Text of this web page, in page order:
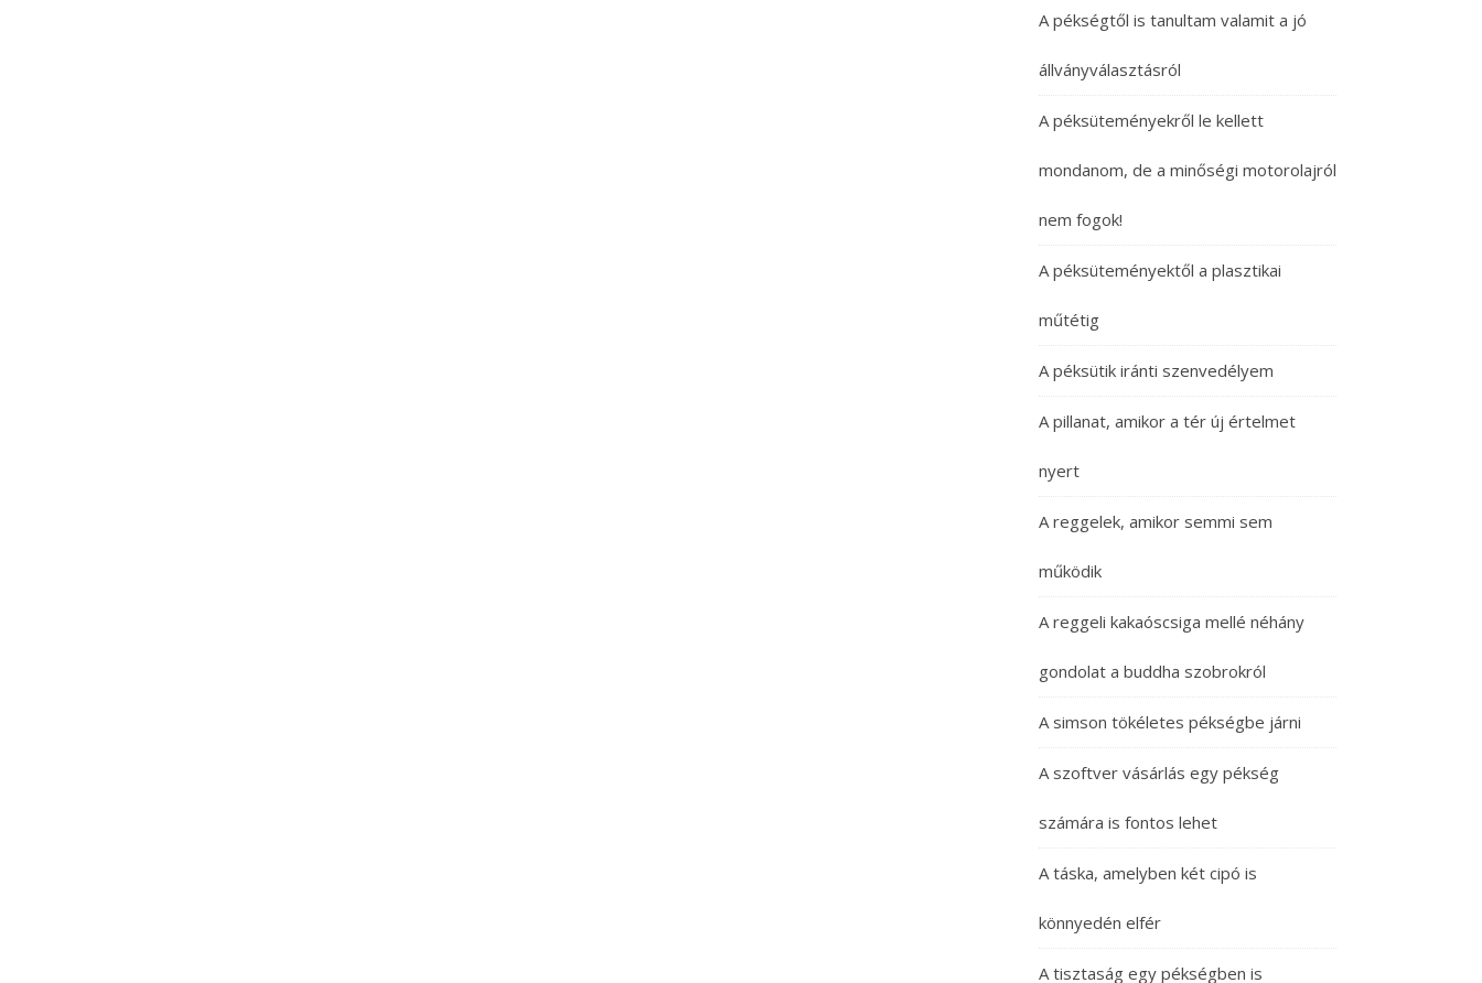
A pékségtől is tanultam valamit a jó
állványválasztásról
A péksüteményekről le kellett
mondanom, de a minőségi motorolajról
nem fogok!
A péksüteményektől a plasztikai
műtétig
A péksütik iránti szenvedélyem
A pillanat, amikor a tér új értelmet
nyert
A reggelek, amikor semmi sem
működik
A reggeli kakaóscsiga mellé néhány
gondolat a buddha szobrokról
A simson tökéletes pékségbe járni
A szoftver vásárlás egy pékség
számára is fontos lehet
A táska, amelyben két cipó is
könnyedén elfér
A tisztaság egy pékségben is